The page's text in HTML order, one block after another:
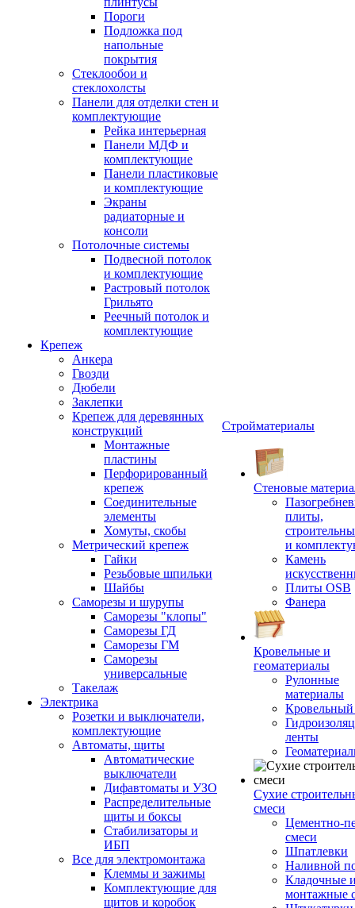
Пороги
Подложка под
напольные
покрытия
Стеклообои и
стеклохолсты
Панели для отделки стен и
комплектующие
Рейка интерьерная
Панели МДФ и
комплектующие
Панели пластиковые
и комплектующие
Экраны
радиаторные и
консоли
Потолочные системы
Подвесной потолок
и комплектующие
Растровый потолок
Грильято
Реечный потолок и
комплектующие
Крепеж
Анкера
Гвозди
Дюбели
Заклепки
Крепеж для деревянных
конструкций
Монтажные
пластины
Перфорированный
крепеж
Соединительные
элементы
Хомуты, скобы
Метрический крепеж
Гайки
Резьбовые шпильки
Шайбы
Саморезы и шурупы
Саморезы "клопы"
Саморезы ГД
Саморезы ГМ
Саморезы
универсальные
Такелаж
Электрика
Розетки и выключатели,
комплектующие
Автоматы, щиты
Автоматические
выключатели
Дифавтоматы и УЗО
Распределительные
щиты и боксы
Стабилизаторы и
ИБП
Все для электромонтажа
Клеммы и зажимы
Комплектующие для
щитов и коробок
Стройматериалы
Стеновые
плиты,
и
Камень
Плиты OSB
Фанера
Кровельные и
геоматериалы
Рулонные
материалы
ленты
Сухие
смеси
Цементно-
смеси
Шпатлевки
Наливной
Кладочные
монтажные